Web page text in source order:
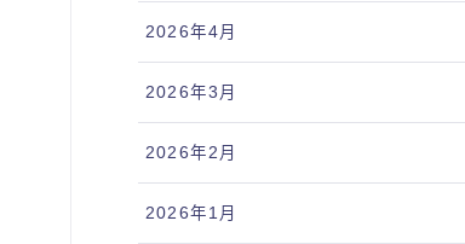
2026年4月
2026年3月
2026年2月
2026年1月